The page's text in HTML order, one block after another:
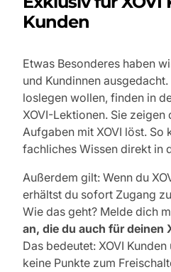
Kunden
Etwas Besonderes haben
und Kundinnen
loslegen wollen, finden in
XOVI-Lektionen. Sie
Aufgaben mit XOVI löst. So
fachliches Wissen direkt in
Außerdem gilt: Wenn du
erhältst du sofort Zugang
Wie das geht? Melde dich
an, die du auch für deinen
Das bedeutet: XOVI
keine Punkte zum